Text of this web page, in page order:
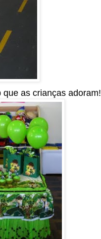
as crianças adoram!